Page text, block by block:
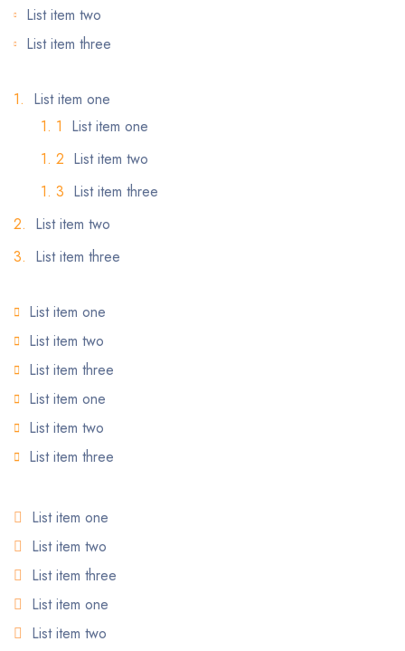
List item two
List item three
List item one
List item one
List item two
List item three
List item two
List item three
List item one
List item two
List item three
List item one
List item two
List item three
List item one
List item two
List item three
List item one
List item two